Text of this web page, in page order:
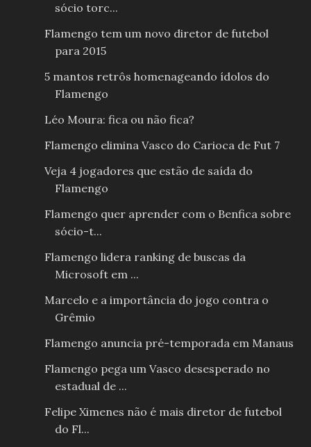
sócio torc...
Flamengo tem um novo diretor de futebol
para 2015
5 mantos retrôs homenageando ídolos do
Flamengo
Léo Moura: fica ou não fica?
Flamengo elimina Vasco do Carioca de Fut 7
Veja 4 jogadores que estão de saída do
Flamengo
Flamengo quer aprender com o Benfica sobre
sócio-t...
Flamengo lidera ranking de buscas da
Microsoft em ...
Marcelo e a importância do jogo contra o
Grêmio
Flamengo anuncia pré-temporada em Manaus
Flamengo pega um Vasco desesperado no
estadual de ...
Felipe Ximenes não é mais diretor de futebol
do Fl...